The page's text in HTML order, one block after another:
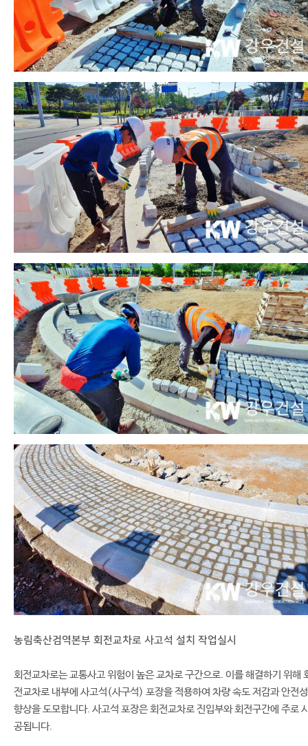
농림축산검역본부 회전교차로 사고석 설치 작업실시
회전교차로는 교통사고 위험이 높은 교차로 구간으로. 이를 해결하기 위해
전교차로 내부에 사고석(사구석) 포장을 적용하여 차량 속도 저감과 안전성
향상을 도모합니다. 사고석 포장은 회전교차로 진입부와 회전구간에 주로
공됩니다.